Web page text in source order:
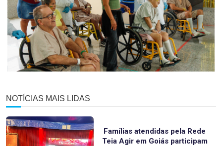
NOTÍCIAS MAIS LIDAS
Famílias atendidas pela Rede
Teia Agir em Goiás participam